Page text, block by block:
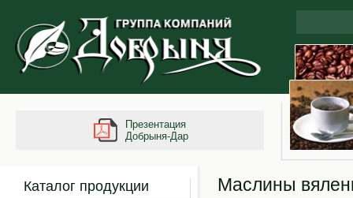
Презентация
Добрыня-Дар
Каталог продукции Маслины